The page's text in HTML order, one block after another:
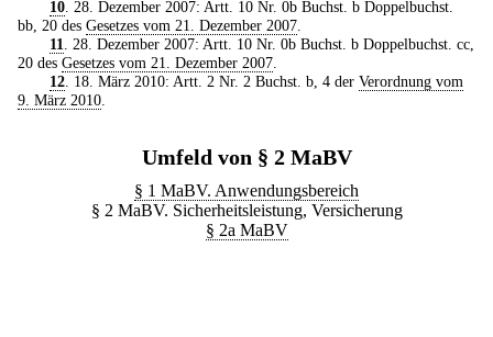
10. 28. Dezember 2007: Artt. 10 Nr. 0b Buchst. b Doppelbuchst.
bb, 20 des Gesetzes vom 21. Dezember 2007.
11. 28. Dezember 2007: Artt. 10 Nr. 0b Buchst. b Doppelbuchst. cc,
20 des Gesetzes vom 21. Dezember 2007.
12. 18. März 2010: Artt. 2 Nr. 2 Buchst. b, 4 der Verordnung vom
9. März 2010.
Umfeld von § 2 MaBV
§ 1 MaBV. Anwendungsbereich
§ 2 MaBV. Sicherheitsleistung, Versicherung
§ 2a MaBV